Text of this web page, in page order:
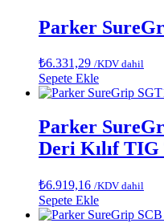
Parker
₺6.331,29 /KDV dahil
Sepete Ekle
Parker
Deri Kılıf TIG
₺6.919,16 /KDV dahil
Sepete Ekle